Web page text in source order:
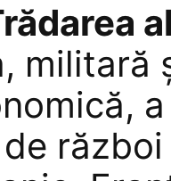
militară